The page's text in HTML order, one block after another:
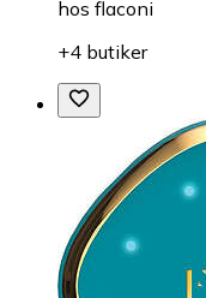
hos flaconi
+4 butiker